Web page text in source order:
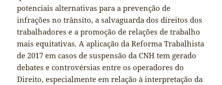
potenciais alternativas para a prevenção de
infrações no trânsito, a salvaguarda dos direitos dos
trabalhadores e a promoção de relações de trabalho
mais equitativas. A aplicação da Reforma Trabalhista
de 2017 em casos de suspensão da CNH tem gerado
debates e controvérsias entre os operadores do
Direito, especialmente em relação à interpretação da